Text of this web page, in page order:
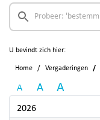
U bevindt zich hier:
Home Vergaderingen
A A A
2026